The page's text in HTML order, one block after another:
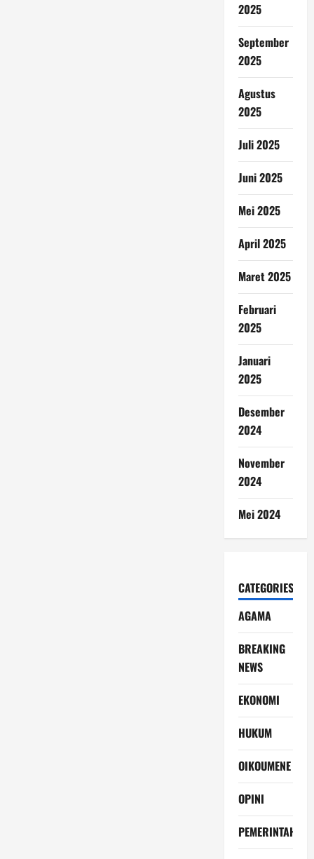
2025
September
2025
Agustus
2025
Juli 2025
Juni 2025
Mei 2025
April 2025
Maret 2025
Februari
2025
Januari
2025
Desember
2024
November
2024
Mei 2024
CATEGORIES
AGAMA
BREAKING
NEWS
EKONOMI
HUKUM
OIKOUMENE
OPINI
PEMERINTAH